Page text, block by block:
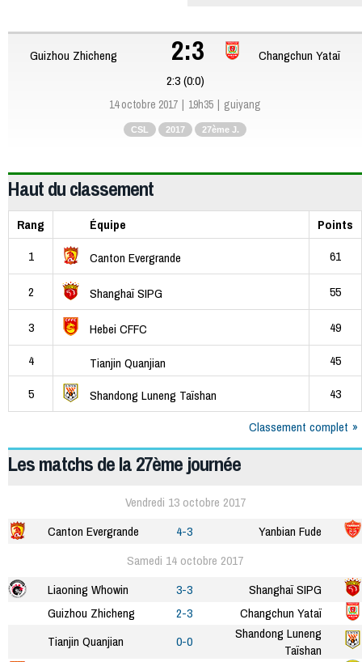
Guizhou Zhicheng 2:3
Changchun Yataï
2:3 (0:0)
14 octobre 2017 19h35 guiyang
CSL 2017 27ème J.
Haut du classement
Rang Équipe
Points
1
Canton Evergrande 61
2 Shanghaï SIPG 55
3 Hebei CFFC
49
4
Tianjin Quanjian
45
5
Shandong Luneng Taïshan
43
Classement complet
Les matchs de la 27ème journée
Vendredi 13 octobre 2017
Canton Evergrande
4-3
Yanbian Fude
Samedi 14 octobre 2017
Liaoning Whowin
3-3
Shanghaï SIPG
Guizhou Zhicheng
2-3
Changchun Yataï
Tianjin Quanjian
0-0
Shandong Luneng
Taïshan